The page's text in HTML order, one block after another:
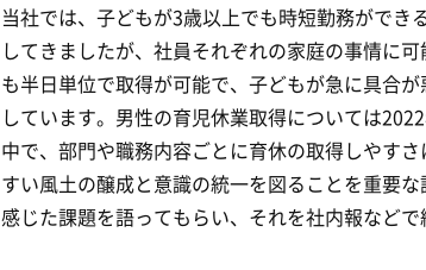
当社では、子どもが3歳以上でも時短勤務がで
してきましたが、社員それぞれの家庭の事情に
も半日単位で取得が可能で、子どもが急に具合
しています。男性の育児休業取得については
中で、部門や職務内容ごとに育休の取得しやす
すい風土の醸成と意識の統一を図ることを重要
感じた課題を語ってもらい、それを社内報などで